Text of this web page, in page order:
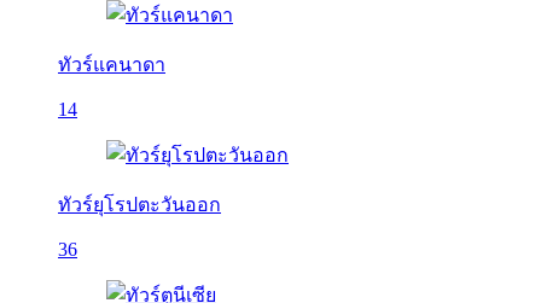
ทัวร์แคนาดา
14
ทัวร์ยุโรปตะวันออก
36